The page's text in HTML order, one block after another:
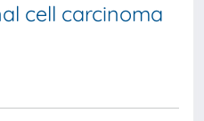
cell carcinoma